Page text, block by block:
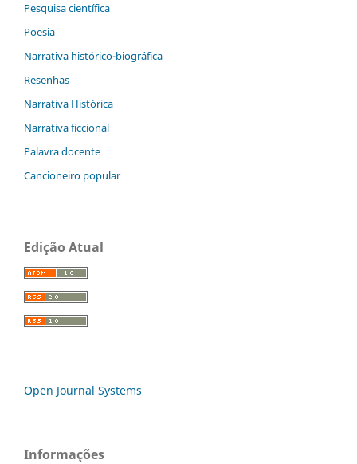
Pesquisa científica
Poesia
Narrativa histórico-biográfica
Resenhas
Narrativa Histórica
Narrativa ficcional
Palavra docente
Cancioneiro popular
Edição Atual
Open Journal Systems
Informações